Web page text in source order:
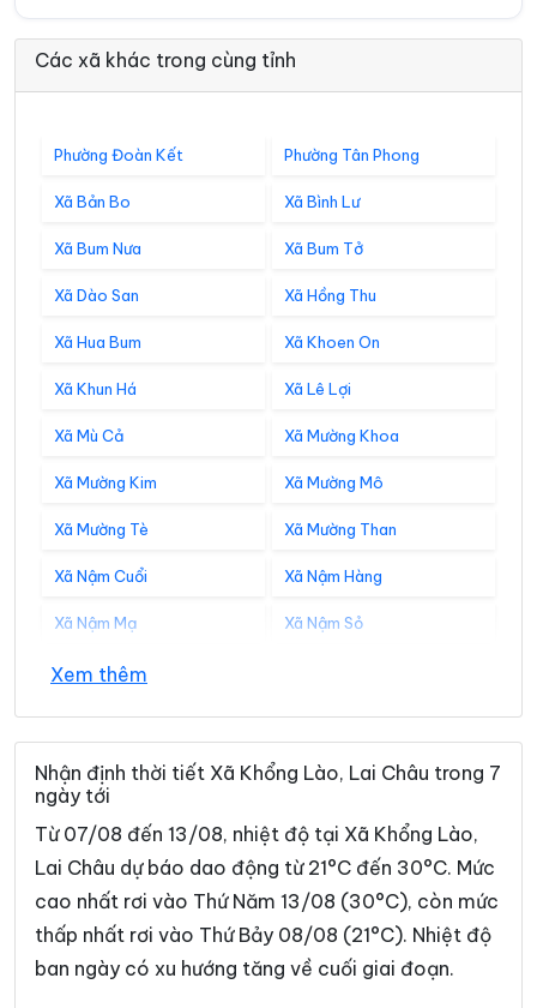
Các xã khác trong cùng tỉnh
Phường Đoàn Kết Phường Tân Phong
Xã Bản Bo Xã Bình Lư
Xã Bum Nưa Xã Bum Tở
Xã Dào San Xã Hồng Thu
Xã Hua Bum Xã Khoen On
Xã Khun Há Xã Lê Lợi
Xã Mù Cả Xã Mường Khoa
Xã Mường Kim Xã Mường Mô
Xã Mường Tè Xã Mường Than
Xã Nậm Cuổi Xã Nậm Hàng
Xã Nậm Mạ Xã Nậm Sỏ
Xã Nậm Tăm
Xã Pa Ủ Xã Pắc Ta
Xã Phong Thổ Xã Pu Sam Cáp
Xã Sì Lở Lầu
Xã Sin Suối Hồ Xã Tả Lèng
Xã Tà Tổng Xã Tân Uyên
Xã Than Uyên Xã Thu Lũm
Xem thêm
Nhận định thời tiết Xã Khổng Lào, Lai Châu trong 7
ngày tới
Từ 07/08 đến 13/08, nhiệt độ tại Xã Khổng Lào,
Lai Châu dự báo dao động từ 21°C đến 30°C. Mức
cao nhất rơi vào Thứ Năm 13/08 (30°C), còn mức
thấp nhất rơi vào Thứ Bảy 08/08 (21°C). Nhiệt độ
ban ngày có xu hướng tăng về cuối giai đoạn.